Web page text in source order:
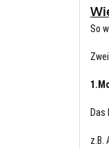
So
Das
z.B.